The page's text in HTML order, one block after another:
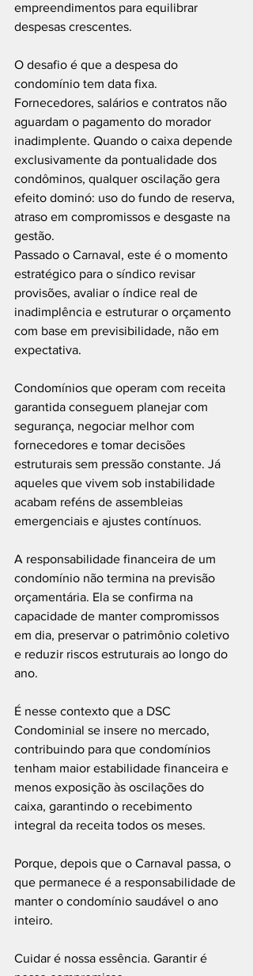
empreendimentos para equilibrar
despesas crescentes.
O desafio é que a despesa do
condomínio tem data fixa.
Fornecedores, salários e contratos não
aguardam o pagamento do morador
inadimplente. Quando o caixa depende
exclusivamente da pontualidade dos
condôminos, qualquer oscilação gera
efeito dominó: uso do fundo de reserva,
atraso em compromissos e desgaste na
gestão.
Passado o Carnaval, este é o momento
estratégico para o síndico revisar
provisões, avaliar o índice real de
inadimplência e estruturar o orçamento
com base em previsibilidade, não em
expectativa.
Condomínios que operam com receita
garantida conseguem planejar com
segurança, negociar melhor com
fornecedores e tomar decisões
estruturais sem pressão constante. Já
aqueles que vivem sob instabilidade
acabam reféns de assembleias
emergenciais e ajustes contínuos.
A responsabilidade financeira de um
condomínio não termina na previsão
orçamentária. Ela se confirma na
capacidade de manter compromissos
em dia, preservar o patrimônio coletivo
e reduzir riscos estruturais ao longo do
ano.
É nesse contexto que a DSC
Condominial se insere no mercado,
contribuindo para que condomínios
tenham maior estabilidade financeira e
menos exposição às oscilações do
caixa, garantindo o recebimento
integral da receita todos os meses.
Porque, depois que o Carnaval passa, o
que permanece é a responsabilidade de
manter o condomínio saudável o ano
inteiro.
Cuidar é nossa essência. Garantir é